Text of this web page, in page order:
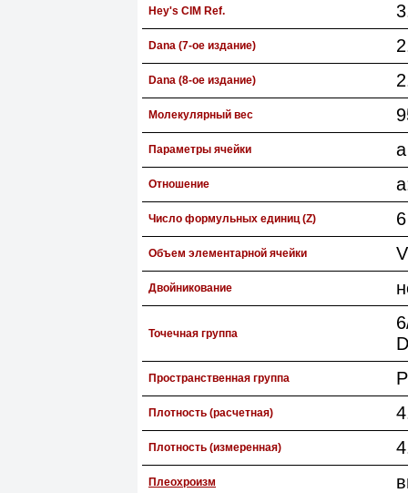
Hey's CIM Ref.
Dana (7-ое издание)
Dana (8-ое издание)
Молекулярный вес
Параметры ячейки
Отношение
Число формульных единиц (Z) 6
Объем элементарной ячейки
Двойникование
Точечная группа
Пространственная группа
Плотность (расчетная)
Плотность (измеренная)
Плеохроизм